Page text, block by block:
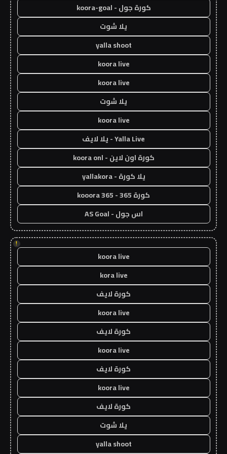
كورة جول - koora-goal
يلا شوت
yalla shoot
koora live
koora live
يلا شوت
koora live
Yalla Live - يلا لايف
كورة اون لاين - koora onl
يلا كورة - yallakora
كورة 365 - kooora 365
اس جول - AS Goal
!
koora live
kora live
كورة لايف
koora live
كورة لايف
koora live
كورة لايف
koora live
كورة لايف
يلا شوت
yalla shoot